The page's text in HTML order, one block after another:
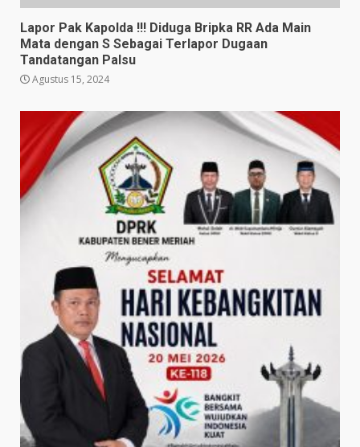
Lapor Pak Kapolda !!! Diduga Bripka RR Ada Main
Mata dengan S Sebagai Terlapor Dugaan
Tandatangan Palsu
Agustus 15, 2024